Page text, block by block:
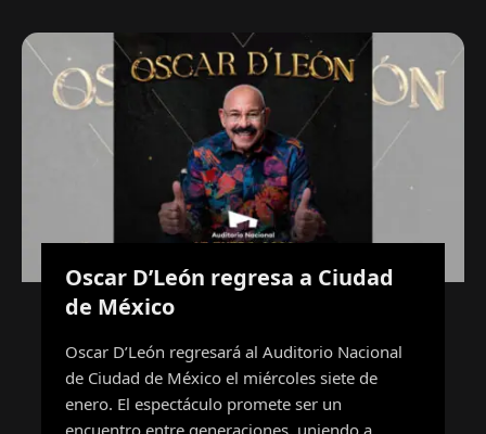
Oscar D’León regresa a Ciudad
de México
Oscar D’León regresará al Auditorio Nacional
de Ciudad de México el miércoles siete de
enero. El espectáculo promete ser un
encuentro entre generaciones, uniendo a